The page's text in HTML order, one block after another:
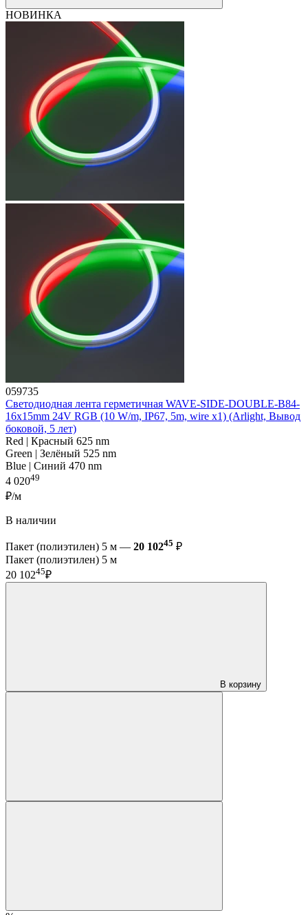
НОВИНКА
059735
Светодиодная лента герметичная WAVE-SIDE-DOUBLE-B84-
16x15mm 24V RGB (10 W/m, IP67, 5m, wire x1) (Arlight, Вывод
боковой, 5 лет)
Red | Красный 625 nm
Green | Зелёный 525 nm
Blue | Синий 470 nm
4 02049
₽/м
В наличии
Пакет (полиэтилен) 5 м — 20 10245 ₽
Пакет (полиэтилен) 5 м
20 10245₽
В корзину